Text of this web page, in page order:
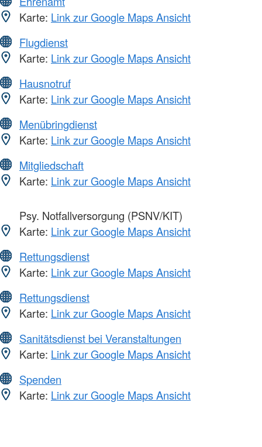
Karte: Link zur Google Maps Ansicht
Flugdienst
Karte: Link zur Google Maps Ansicht
Hausnotruf
Karte: Link zur Google Maps Ansicht
Menübringdienst
Karte: Link zur Google Maps Ansicht
Mitgliedschaft
Karte: Link zur Google Maps Ansicht
Psy. Notfallversorgung (PSNV/KIT)
Karte: Link zur Google Maps Ansicht
Rettungsdienst
Karte: Link zur Google Maps Ansicht
Rettungsdienst
Karte: Link zur Google Maps Ansicht
Sanitätsdienst bei Veranstaltungen
Karte: Link zur Google Maps Ansicht
Spenden
Karte: Link zur Google Maps Ansicht